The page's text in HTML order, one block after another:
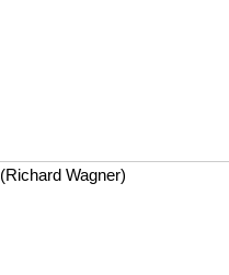
(Richard Wagner)